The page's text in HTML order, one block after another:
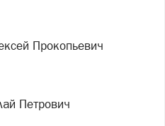
Прокопьевич
Петрович